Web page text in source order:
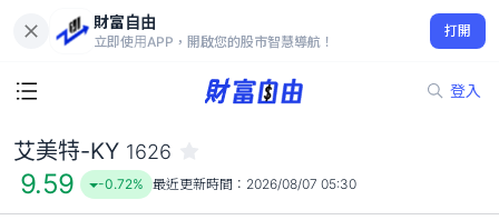
財富自由
立即使用APP，開啟您的股市智慧導航！
打開
登入
9.59
-0.72%
艾美特-KY 1626
9.59 -0.72% 最近更新時間： 2026/08/07 05:30